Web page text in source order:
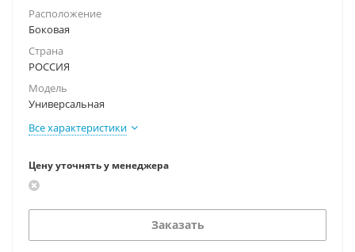
Расположение
Боковая
Страна
РОССИЯ
Модель
Универсальная
Все характеристики
Цену уточнять у менеджера
Заказать